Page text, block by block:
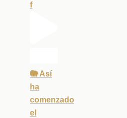
f
🐘 Así
ha
comenzado
el